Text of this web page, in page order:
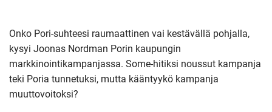
Onko Pori-suhteesi raumaattinen vai kestävällä pohjalla,
kysyi Joonas Nordman Porin kaupungin
markkinointikampanjassa. Some-hitiksi noussut kampanja
teki Poria tunnetuksi, mutta kääntyykö kampanja
muuttovoitoksi?